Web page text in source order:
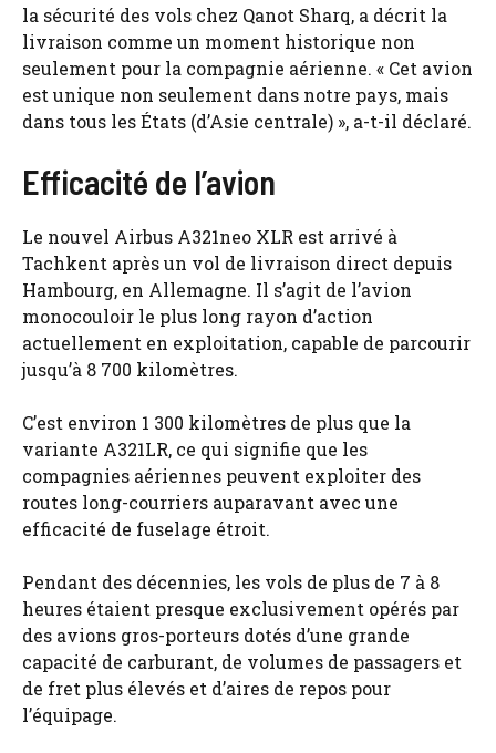
la sécurité des vols chez Qanot Sharq, a décrit la
livraison comme un moment historique non
seulement pour la compagnie aérienne. « Cet avion
est unique non seulement dans notre pays, mais
dans tous les États (d’Asie centrale) », a-t-il déclaré.
Efficacité de l’avion
Le nouvel Airbus A321neo XLR est arrivé à
Tachkent après un vol de livraison direct depuis
Hambourg, en Allemagne. Il s’agit de l’avion
monocouloir le plus long rayon d’action
actuellement en exploitation, capable de parcourir
jusqu’à 8 700 kilomètres.
C’est environ 1 300 kilomètres de plus que la
variante A321LR, ce qui signifie que les
compagnies aériennes peuvent exploiter des
routes long-courriers auparavant avec une
efficacité de fuselage étroit.
Pendant des décennies, les vols de plus de 7 à 8
heures étaient presque exclusivement opérés par
des avions gros-porteurs dotés d’une grande
capacité de carburant, de volumes de passagers et
de fret plus élevés et d’aires de repos pour
l’équipage.